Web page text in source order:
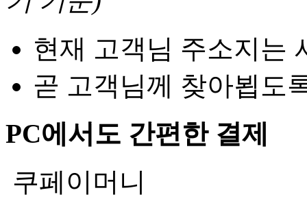
현재 고객님 주소지는
곧 고객님께 찾아뵙도
PC에서도 간편한 결제
쿠페이머니